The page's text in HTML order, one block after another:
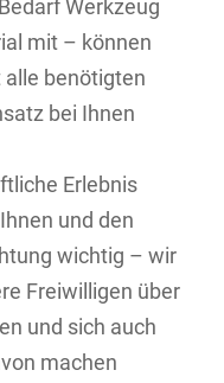
Werkzeug
mit – können
benötigten
bei Ihnen
Erlebnis
und den
wichtig – wir
Freiwilligen über
und sich auch
machen